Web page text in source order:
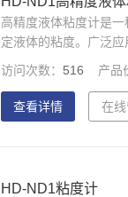
高精度液体粘度计是
定液体的粘度。广泛
测量。
访问次数： 516 产品
查看详情 在
HD-ND1粘度计